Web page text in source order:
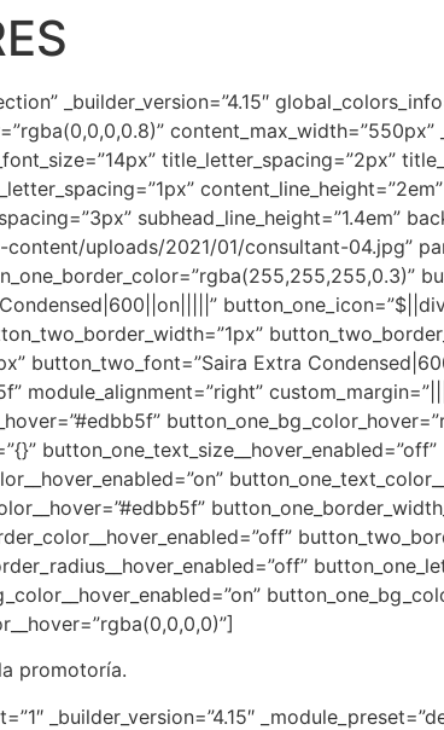
_builder_version=”4.15″
content_max_width=”550px”
title_letter_spacing=”2px”
subhead_line_height=”1.4em”
uploads/2021/01/consultant-04.jpg”
button_two_font=”Saira Extra
module_alignment=”right”
button_one_text_size__hover_enabled=”off”
promotoría.
_builder_version=”4.15″